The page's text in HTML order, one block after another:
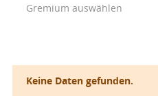
Gremium auswählen
Keine Daten gefunden.